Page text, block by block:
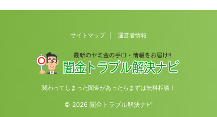
サイトマップ 運営者情報
関わってしまった闇金があったらまずは無料相談！
© 2026 闇金トラブル解決ナビ